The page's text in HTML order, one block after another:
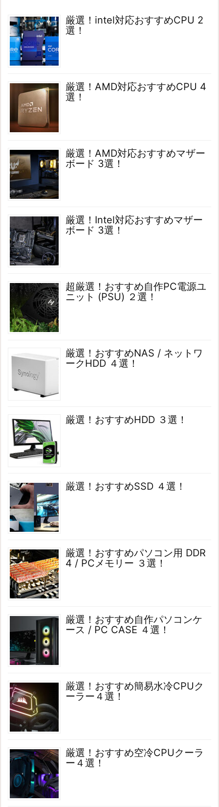
厳選！intel対応おすすめCPU 2
選！
厳選！AMD対応おすすめCPU 4
選！
厳選！AMD対応おすすめマザー
ボード 3選！
厳選！Intel対応おすすめマザー
ボード 3選！
超厳選！おすすめ自作PC電源ユ
ニット (PSU) ２選！
厳選！おすすめNAS / ネットワ
ークHDD ４選！
厳選！おすすめHDD ３選！
厳選！おすすめSSD ４選！
厳選！おすすめパソコン用 DDR
4 / PCメモリー ３選！
厳選！おすすめ自作パソコンケ
ース / PC CASE ４選！
厳選！おすすめ簡易水冷CPUク
ーラー４選！
厳選！おすすめ空冷CPUクーラ
ー４選！